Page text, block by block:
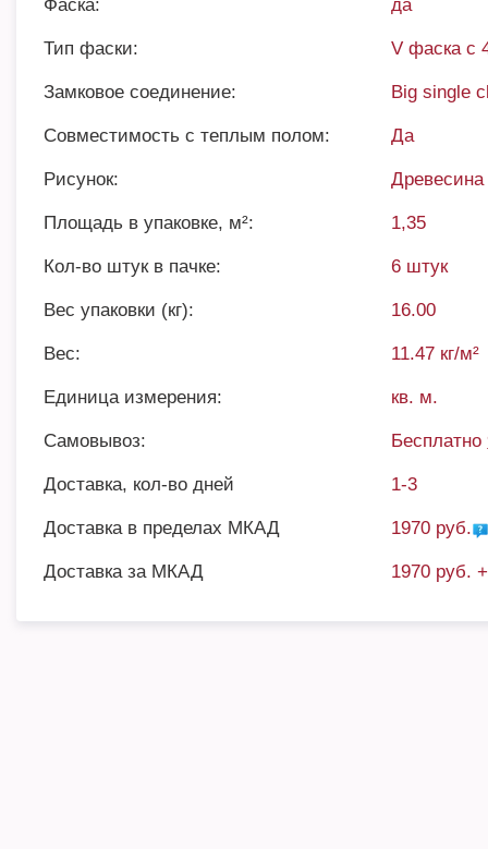
Фаска: да
Тип фаски: V фаска с
Замковое соединение: Big single
Совместимость с теплым полом: Да
Рисунок: Древесина
Площадь в упаковке, м²: 1,35
Кол-во штук в пачке: 6 штук
Вес упаковки (кг): 16.00
Вес: 11.47 кг/м²
Единица измерения: кв. м.
Самовывоз: Бесплатно
Доставка, кол-во дней 1-3
Доставка в пределах МКАД 1970 руб.
Доставка за МКАД 1970 руб.